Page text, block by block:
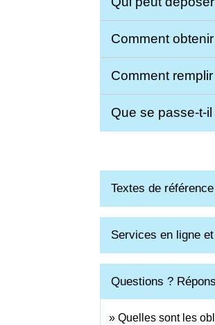
Comment
Comment
Que se passe-t-
Textes de référence
Services en ligne
Questions ?
Quelles sont les